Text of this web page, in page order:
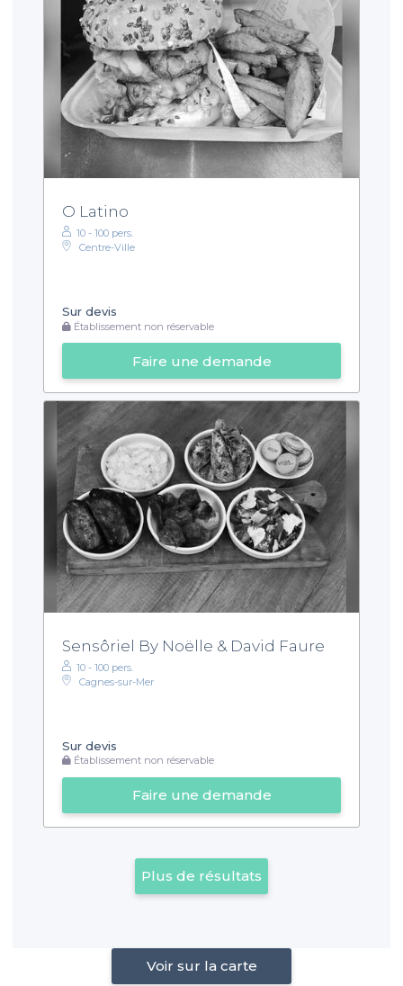
O Latino
10 - 100 pers.
Centre-Ville
Sur devis
Établissement non réservable
Faire une demande
Sensôriel By Noëlle & David Faure
10 - 100 pers.
Cagnes-sur-Mer
Sur devis
Établissement non réservable
Faire une demande
Plus de résultats
Voir sur la carte